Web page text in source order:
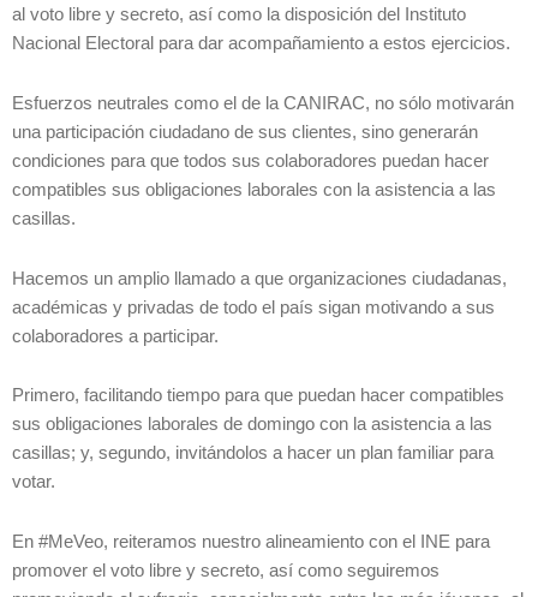
al voto libre y secreto, así como la disposición del Instituto
Nacional Electoral para dar acompañamiento a estos ejercicios.
Esfuerzos neutrales como el de la CANIRAC, no sólo motivarán
una participación ciudadano de sus clientes, sino generarán
condiciones para que todos sus colaboradores puedan hacer
compatibles sus obligaciones laborales con la asistencia a las
casillas.
Hacemos un amplio llamado a que organizaciones ciudadanas,
académicas y privadas de todo el país sigan motivando a sus
colaboradores a participar.
Primero, facilitando tiempo para que puedan hacer compatibles
sus obligaciones laborales de domingo con la asistencia a las
casillas; y, segundo, invitándolos a hacer un plan familiar para
votar.
En #MeVeo, reiteramos nuestro alineamiento con el INE para
promover el voto libre y secreto, así como seguiremos